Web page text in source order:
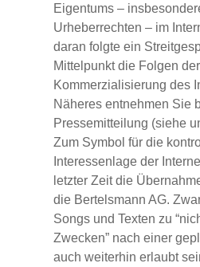
Eigentums –
Urheberrechten – im
daran folgte ein
Mittelpunkt die Folgen der
Kommerzialisierung des
Näheres entnehmen Sie
Pressemitteilung (siehe
Zum Symbol für die
Interessenlage der
letzter Zeit die
die Bertelsmann AG.
Songs und Texten zu
Zwecken” nach einer
auch weiterhin erlaubt